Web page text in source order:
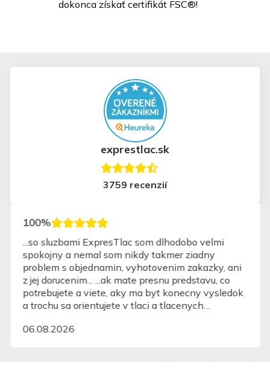
dokonca získať certifikát FSC®!
exprestlac.sk
3759 recenzií
100%
...so sluzbami ExpresTlac som dlhodobo velmi
spokojny a nemal som nikdy takmer ziadny
problem s objednamin, vyhotovenim zakazky, ani
z jej dorucenim... ...ak mate presnu predstavu, co
potrebujete a viete, aky ma byt konecny vysledok
a trochu sa orientujete v tlaci a tlacenych
pre zadanie svojich poziadaviek...
06.08.2026